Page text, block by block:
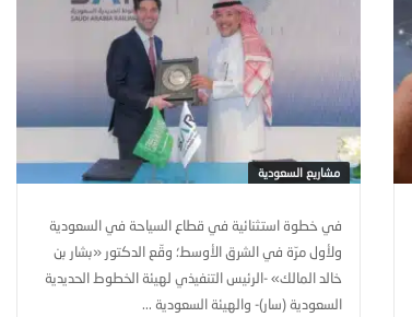
مشاريع السعودية
في خطوة استثنائية في قطاع السياحة في السعودية
ولأول مرّة في الشرق الأوسط؛ وقّع الدكتور «بشار بن
خالد المالك» -الرئيس التنفيذي لهيئة الخطوط الحديدية
السعودية (سار)- والهيئة السعودية ...